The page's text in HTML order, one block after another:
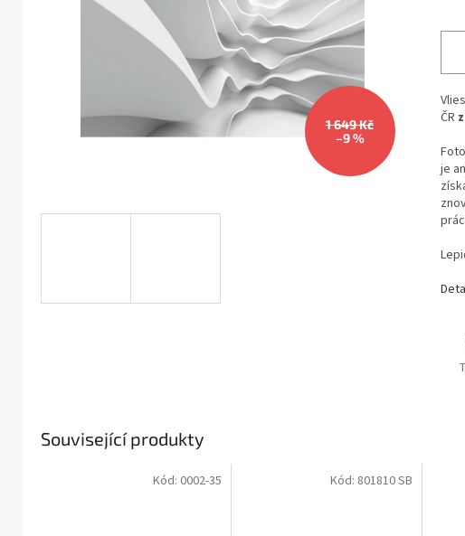
1 649 Kč
–9 %
ČR
je
Související produkty
Kód: 0002-35 Kód: 801810 SB